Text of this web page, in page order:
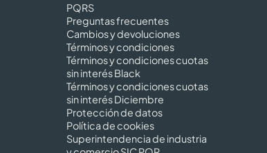
PQRS
Preguntas frecuentes
Cambios y devoluciones
Términos y condiciones
Términos y condiciones cuotas
sin interés Black
Términos y condiciones cuotas
sin interés Diciembre
Protección de datos
Política de cookies
Superintendencia de industria